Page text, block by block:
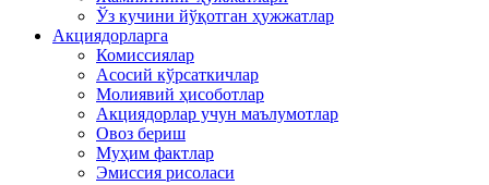
Ўз кучини йўқотган ҳужжатлар
Акциядорларга
Комиссиялар
Асосий кўрсаткичлар
Молиявий ҳисоботлар
Акциядорлар учун маълумотлар
Овоз бериш
Муҳим фактлар
Эмиссия рисоласи